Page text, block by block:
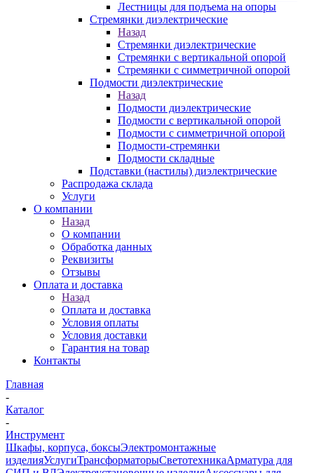
Лестницы для подъема на опоры
Стремянки диэлектрические
Назад
Стремянки диэлектрические
Стремянки с вертикальной опорой
Стремянки с симметричной опорой
Подмости диэлектрические
Назад
Подмости диэлектрические
Подмости с вертикальной опорой
Подмости с симметричной опорой
Подмости-стремянки
Подмости складные
Подставки (настилы) диэлектрические
Распродажа склада
Услуги
О компании
Назад
О компании
Обработка данных
Реквизиты
Отзывы
Оплата и доставка
Назад
Оплата и доставка
Условия оплаты
Условия доставки
Гарантия на товар
Контакты
Главная
-
Каталог
-
Инструмент
Шкафы, корпуса, боксыЭлектромонтажные
изделияУслугиТрансформаторыСветотехникаАрматура для